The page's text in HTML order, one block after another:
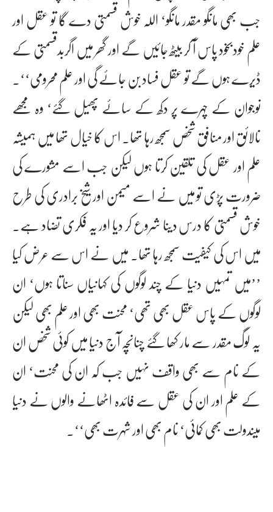
جب بھی مانگو مقدر مانگو‘ اللہ خوش قسمتی دے گا تو عقل اور
علم خودبخود پاس آ کر بیٹھ جائیں گے اور گھر میں اگربدقسمتی کے
ڈیرے ہوں گے تو عقل فساد بن جائے گی اور علم محرومی‘‘۔
نوجوان کے چہرے پر دکھ کے سائے پھیل گئے‘ وہ مجھے
نالائق اور منافق شخص سمجھ رہا تھا۔ اس کا خیال تھا میں ہمیشہ
علم اور عقل کی تلقین کرتا ہوں لیکن جب اسے مشورے کی
ضرورت پڑی تو میں نے اسے میمن اور شیخ برادری کی طرح
خوش قسمتی کا درس دینا شروع کر دیا اور یہ فکری تضاد ہے۔
میں اس کی کیفیت سمجھ رہا تھا۔ میں نے اس سے عرض کیا
’’میں تمہیں دنیا کے چند لوگوں کی کہانیاں سناتا ہوں‘ ان
لوگوں کے پاس عقل بھی تھی‘ محنت بھی اور علم بھی لیکن
یہ لوگ مقدر سے مار کھا گئے چناںچہ آج دنیا میں کوئی شخص ان
کے نام سے بھی واقف نہیں جب کہ ان کی محنت‘ ان
کے علم اور ان کی عقل سے فائدہ اٹھانے والوں نے دنیا
میںدولت بھی کمائی‘ نام بھی اور شہرت بھی‘‘۔